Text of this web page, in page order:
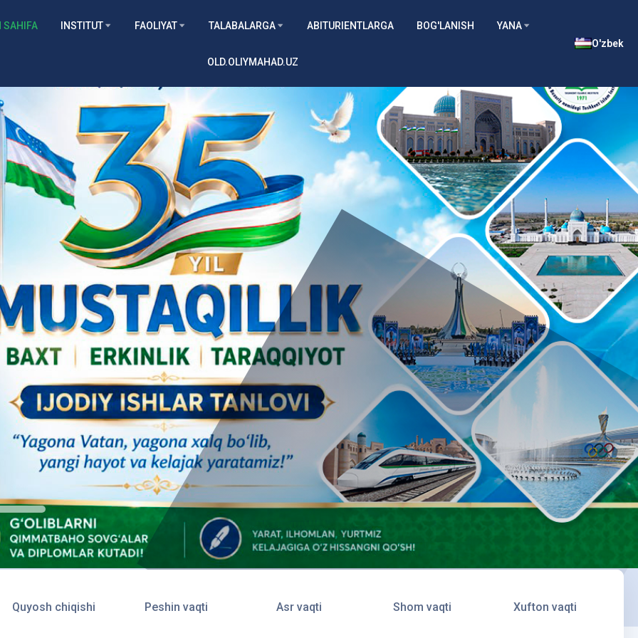
SAHIFA INSTITUT FAOLIYAT TALABALARGA ABITURIENTLARGA BOG'LANISH YANA
OLD.OLIYMAHAD.UZ
O'zbek
Quyosh chiqishi Peshin vaqti Asr vaqti Shom vaqti Xufton vaqti